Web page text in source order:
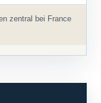
zentral bei France